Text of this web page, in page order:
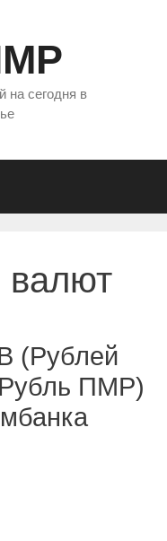
на сегодня в
валют
(Рублей
ПМР)